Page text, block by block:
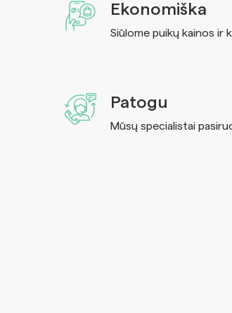
Ekonomiška
Siūlome puikų kainos ir
Patogu
Mūsų specialistai